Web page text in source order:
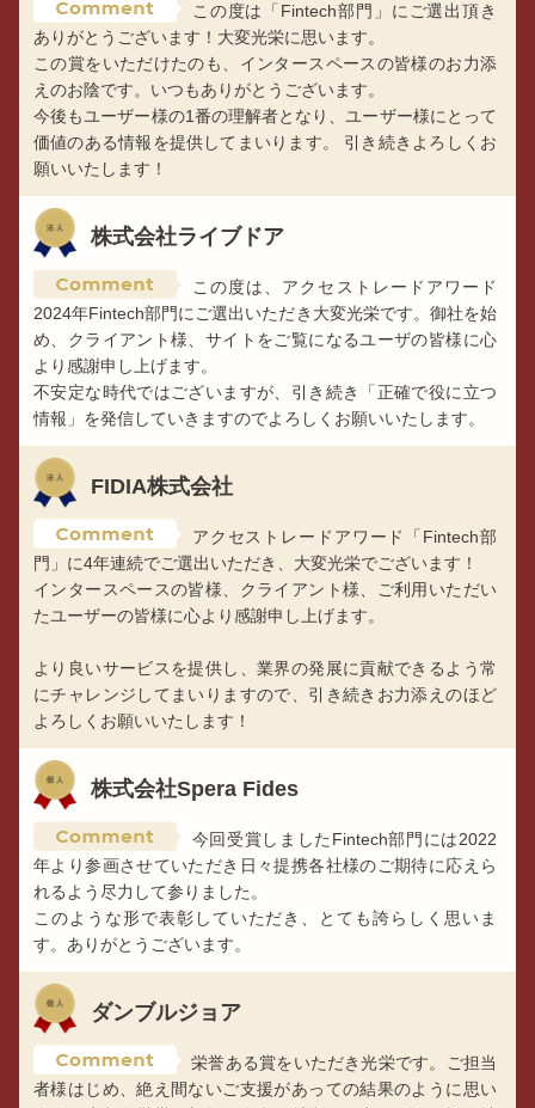
この度は「Fintech部門」にご選出頂き
ありがとうございます！大変光栄に思います。
この賞をいただけたのも、インタースペースの皆様のお力添
えのお陰です。いつもありがとうございます。
今後もユーザー様の1番の理解者となり、ユーザー様にとって
価値のある情報を提供してまいります。 引き続きよろしくお
願いいたします！
株式会社ライブドア
この度は、アクセストレードアワード
2024年Fintech部門にご選出いただき大変光栄です。御社を始
め、クライアント様、サイトをご覧になるユーザの皆様に心
より感謝申し上げます。
不安定な時代ではございますが、引き続き「正確で役に立つ
情報」を発信していきますのでよろしくお願いいたします。
FIDIA株式会社
アクセストレードアワード「Fintech部
門」に4年連続でご選出いただき、大変光栄でございます！
インタースペースの皆様、クライアント様、ご利用いただい
たユーザーの皆様に心より感謝申し上げます。
より良いサービスを提供し、業界の発展に貢献できるよう常
にチャレンジしてまいりますので、引き続きお力添えのほど
よろしくお願いいたします！
株式会社Spera Fides
今回受賞しましたFintech部門には2022
年より参画させていただき日々提携各社様のご期待に応えら
れるよう尽力して参りました。
このような形で表彰していただき、とても誇らしく思いま
す。ありがとうございます。
ダンブルジョア
栄誉ある賞をいただき光栄です。ご担当
者様はじめ、絶え間ないご支援があっての結果のように思い